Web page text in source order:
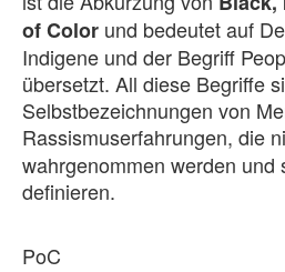
of Color und bedeutet auf
Indigene und der Begriff
übersetzt. All diese Begriffe
Selbstbezeichnungen von
Rassismuserfahrungen, die
wahrgenommen werden und
definieren.
PoC